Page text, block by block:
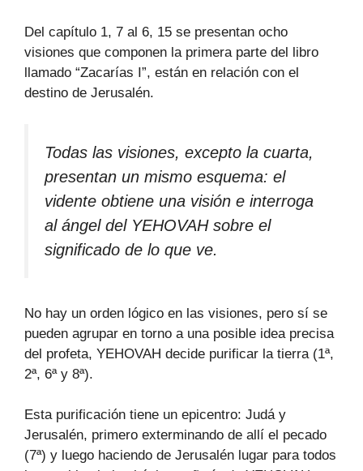
Del capítulo 1, 7 al 6, 15 se presentan ocho
visiones que componen la primera parte del libro
llamado “Zacarías I”, están en relación con el
destino de Jerusalén.
Todas las visiones, excepto la cuarta,
presentan un mismo esquema: el
vidente obtiene una visión e interroga
al ángel del YEHOVAH sobre el
significado de lo que ve.
No hay un orden lógico en las visiones, pero sí se
pueden agrupar en torno a una posible idea precisa
del profeta, YEHOVAH decide purificar la tierra (1ª,
2ª, 6ª y 8ª).
Esta purificación tiene un epicentro: Judá y
Jerusalén, primero exterminando de allí el pecado
(7ª) y luego haciendo de Jerusalén lugar para todos